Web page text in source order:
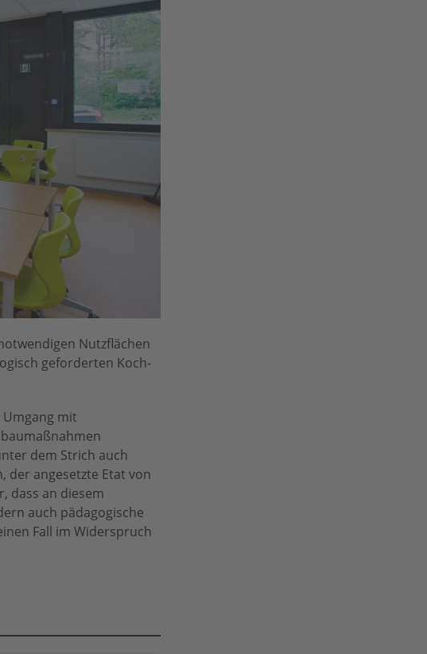
Nutzflächen
geforderten Koch-
mit
dem Strich auch
der angesetzte Etat von
dass an diesem
auch pädagogische
Fall im Widerspruch